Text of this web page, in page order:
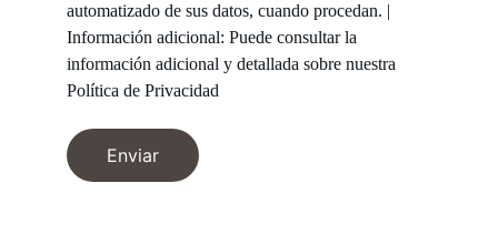
automatizado de sus datos, cuando procedan. |
Información adicional: Puede consultar la
información adicional y detallada sobre nuestra
Política de Privacidad
Enviar